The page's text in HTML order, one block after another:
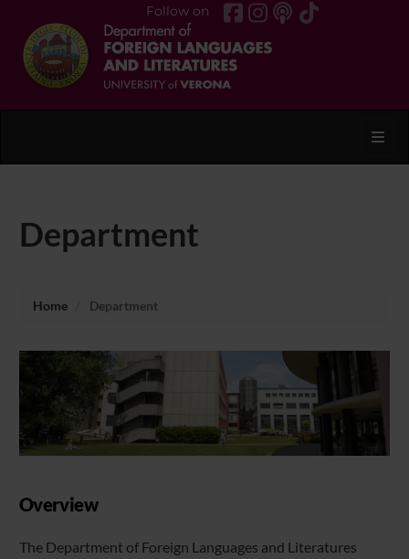
Follow on
Department
Home Department
Overview
The Department of Foreign Languages and Literatures